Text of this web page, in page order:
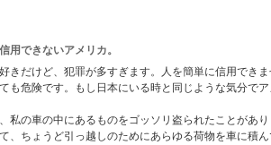
用できないアメリカ。
きだけど、犯罪が多すぎます。人を簡単に信用でき
も危険です。もし日本にいる時と同じような気分で
私の車の中にあるものをゴッソリ盗られたことがあ
、ちょうど引っ越しのためにあらゆる荷物を車に積